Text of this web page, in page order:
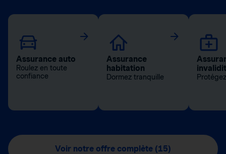
Assurance auto
Roulez en toute
confiance
Assurance
habitation
Dormez tranquille
Voir notre offre complète (15)